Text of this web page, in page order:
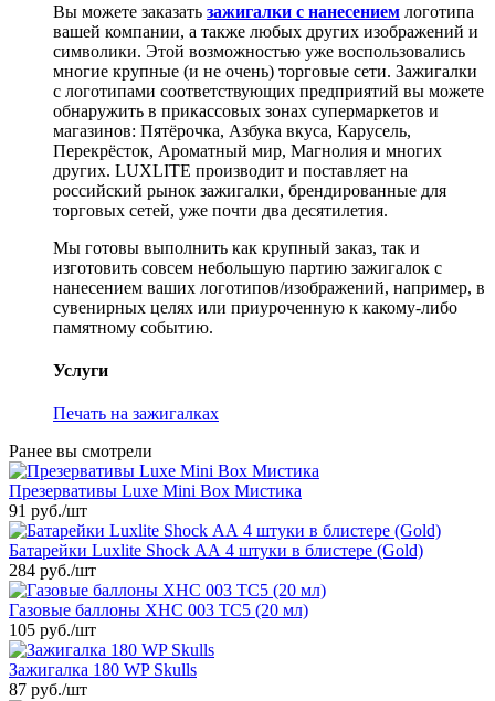
Вы можете заказать зажигалки с нанесением логотипа
вашей компании, а также любых других изображений и
символики. Этой возможностью уже воспользовались
многие крупные (и не очень) торговые сети. Зажигалки
с логотипами соответствующих предприятий вы можете
обнаружить в прикассовых зонах супермаркетов и
магазинов: Пятёрочка, Азбука вкуса, Карусель,
Перекрёсток, Ароматный мир, Магнолия и многих
других. LUXLITE производит и поставляет на
российский рынок зажигалки, брендированные для
торговых сетей, уже почти два десятилетия.
Мы готовы выполнить как крупный заказ, так и
изготовить совсем небольшую партию зажигалок с
нанесением ваших логотипов/изображений, например, в
сувенирных целях или приуроченную к какому-либо
памятному событию.
Услуги
Печать на зажигалках
Ранее вы смотрели
Презервативы Luxe Mini Box Мистика
91 руб./шт
Батарейки Luxlite Shock АА 4 штуки в блистере (Gold)
284 руб./шт
Газовые баллоны XHC 003 TC5 (20 мл)
105 руб./шт
Зажигалка 180 WP Skulls
87 руб./шт